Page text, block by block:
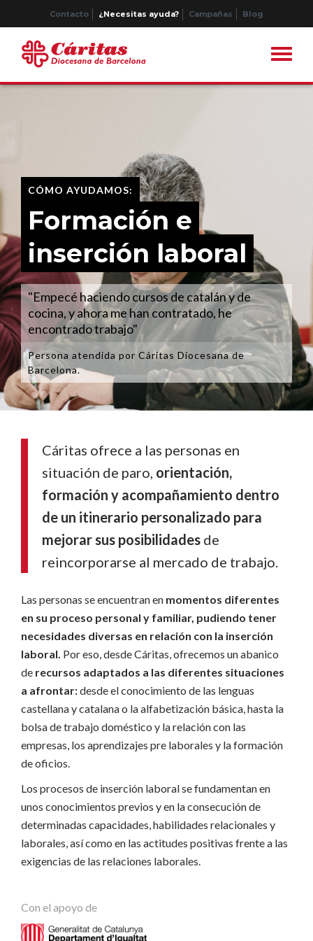
Contacto ¿Necesitas ayuda? Campañas Blog
CÓMO AYUDAMOS:
Formación e
inserción laboral
"Empecé haciendo cursos de catalán y de
cocina, y ahora me han contratado, he
encontrado trabajo"
Persona atendida por Cáritas Diocesana de
Barcelona.
Cáritas ofrece a las personas en
situación de paro, orientación,
formación y acompañamiento dentro
de un itinerario personalizado para
mejorar sus posibilidades de
reincorporarse al mercado de trabajo.
Las personas se encuentran en momentos diferentes
en su proceso personal y familiar, pudiendo tener
necesidades diversas en relación con la inserción
laboral. Por eso, desde Cáritas, ofrecemos un abanico
de recursos adaptados a las diferentes situaciones
a afrontar:desde el conocimiento de las lenguas
castellana y catalana o la alfabetización básica, hasta la
bolsa de trabajo doméstico y la relación con las
empresas, los aprendizajes pre laborales y la formación
de oficios.
Los procesos de inserción laboral se fundamentan en
unos conocimientos previos y en la consecución de
determinadas capacidades, habilidades relacionales y
laborales, así como en las actitudes positivas frente a las
exigencias de las relaciones laborales.
Con el apoyo de